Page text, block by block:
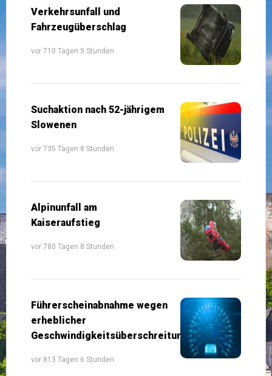
Verkehrsunfall und
Fahrzeugüberschlag
vor 710 Tagen 5 Stunden
Suchaktion nach 52-jährigem
Slowenen
vor 735 Tagen 8 Stunden
Alpinunfall am
Kaiseraufstieg
vor 780 Tagen 8 Stunden
Führerscheinabnahme wegen
erheblicher
Geschwindigkeitsüberschreitung
vor 813 Tagen 6 Stunden